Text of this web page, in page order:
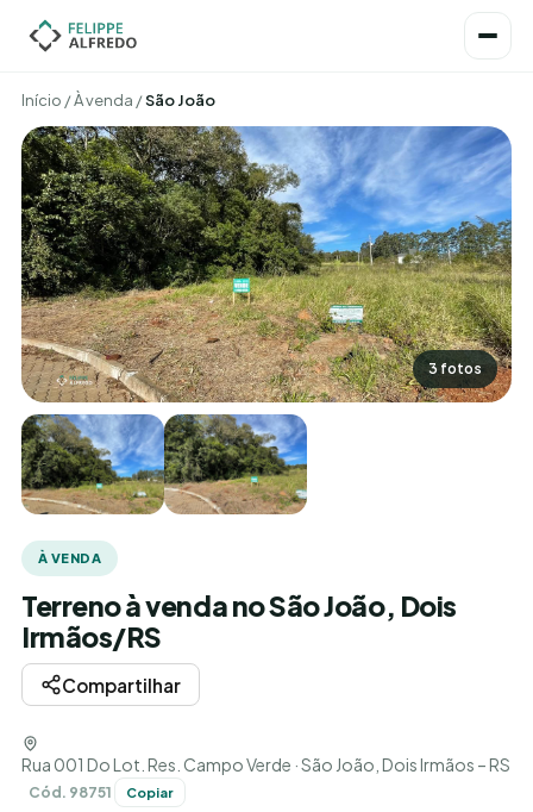
Início /À venda /São João
3 fotos
À VENDA
Terreno à venda no São João, Dois
Irmãos/RS
Compartilhar
Rua 001 Do Lot. Res. Campo Verde · São João, Dois Irmãos – RS
Cód. 98751 Copiar